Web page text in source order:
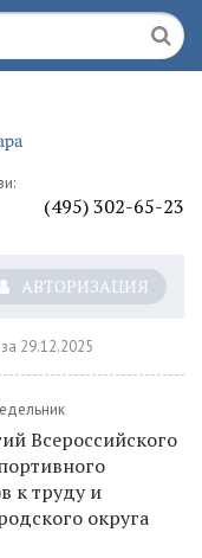
(495) 302-65-23
АВТОРИЗАЦИЯ
29.12.2025
Всероссийского
к труду и
округа